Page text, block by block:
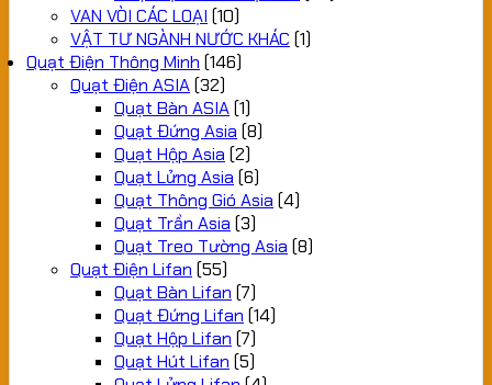
VAN VÒI CÁC LOẠI (10)
VẬT TƯ NGÀNH NƯỚC KHÁC (1)
Quạt Điện Thông Minh (146)
Quạt Điện ASIA(32)
Quạt Bàn ASIA(1)
Quạt Đứng Asia (8)
Quạt Hộp Asia (2)
Quạt Lửng Asia (6)
Quạt Thông Gió Asia (4)
Quạt Trần Asia (3)
Quạt Treo Tường Asia (8)
Quạt Điện Lifan (55)
Quạt Bàn Lifan (7)
Quạt Đứng Lifan (14)
Quạt Hộp Lifan (7)
Quạt Hút Lifan (5)